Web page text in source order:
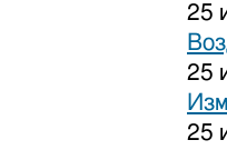
25
25
25